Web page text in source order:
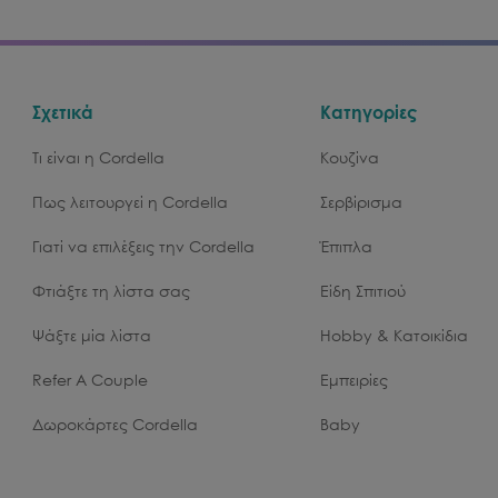
Σχετικά
Τι είναι η Cordella
Πως λειτουργεί η Cordella
Γιατί να επιλέξεις την Cordella
Φτιάξτε τη λίστα σας
Ψάξτε μία λίστα
Refer A Couple
Δωροκάρτες Cordella
Κατηγορίες
Κουζίνα
Σερβίρισμα
Έπιπλα
Είδη Σπιτιού
Hobby & Κατοικίδια
Εμπειρίες
Baby